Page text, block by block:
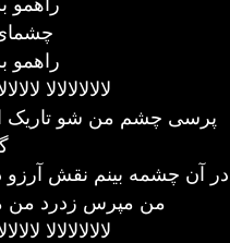
چشمای
راهمو
لالالالالالا
پرسی چشم من شو تاریک
در آن چشمه بینم نقش آرزو
من مپرس زدرد من
لالالالالالا